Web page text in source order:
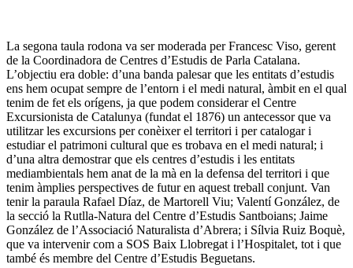
La segona taula rodona va ser moderada per Francesc Viso, gerent
de la Coordinadora de Centres d’Estudis de Parla Catalana.
L’objectiu era doble: d’una banda palesar que les entitats d’estudis
ens hem ocupat sempre de l’entorn i el medi natural, àmbit en el qual
tenim de fet els orígens, ja que podem considerar el Centre
Excursionista de Catalunya (fundat el 1876) un antecessor que va
utilitzar les excursions per conèixer el territori i per catalogar i
estudiar el patrimoni cultural que es trobava en el medi natural; i
d’una altra demostrar que els centres d’estudis i les entitats
mediambientals hem anat de la mà en la defensa del territori i que
tenim àmplies perspectives de futur en aquest treball conjunt. Van
tenir la paraula Rafael Díaz, de Martorell Viu; Valentí González, de
la secció la Rutlla-Natura del Centre d’Estudis Santboians; Jaime
González de l’Associació Naturalista d’Abrera; i Sílvia Ruiz Boquè,
que va intervenir com a SOS Baix Llobregat i l’Hospitalet, tot i que
també és membre del Centre d’Estudis Beguetans.